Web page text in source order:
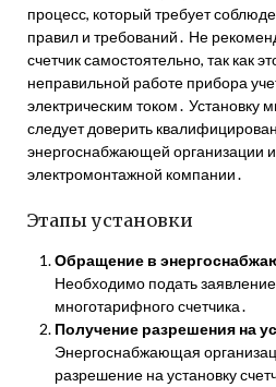
процесс, который требует
правил и требований․ Не
счетчик самостоятельно, так как
неправильной работе прибора
электрическим током․ Установку
следует доверить
энергоснабжающей организации
электромонтажной компании․
Этапы установки
Обращение в
Необходимо подать заявление
многотарифного счетчика․
Получение разрешения на
Энергоснабжающая
разрешение на установку